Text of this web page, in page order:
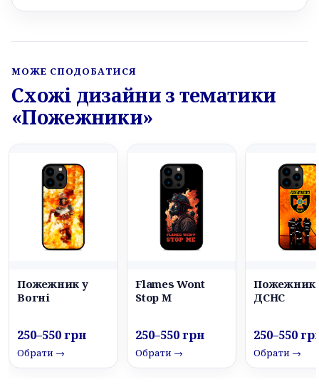
МОЖЕ СПОДОБАТИСЯ
Схожі дизайни з тематики
«Пожежники»
Пожежник у
Вогні
250–550 грн
Обрати →
Flames Wont
Stop M
250–550 грн
Обрати →
ДСНС
250–550
Обрати →